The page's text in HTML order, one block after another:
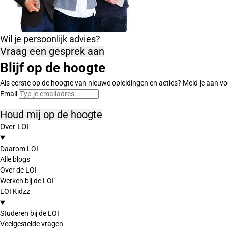
Wil je persoonlijk advies?
Vraag een gesprek aan
Blijf op de hoogte
Als eerste op de hoogte van nieuwe opleidingen en acties? Meld je aan
Email
Houd mij op de hoogte
Over LOI
Daarom LOI
Alle blogs
Over de LOI
Werken bij de LOI
LOI Kidzz
Studeren bij de LOI
Veelgestelde vragen